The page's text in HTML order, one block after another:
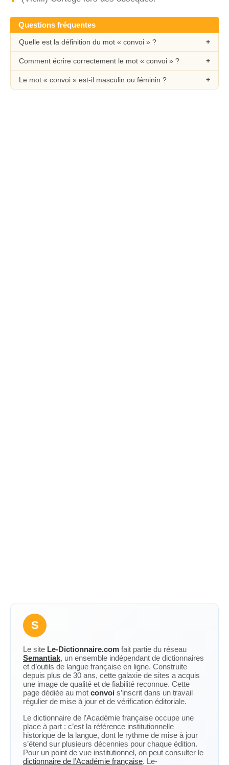
Questions fréquentes
Quelle est la définition du mot « convoi » ?
Comment écrire correctement le mot « convoi » ?
Le mot « convoi » est-il masculin ou féminin ?
S
Le site Le-Dictionnaire.com fait partie du réseau
Semantiak, un ensemble indépendant de dictionnaires
et d’outils de langue française en ligne. Construite
depuis plus de 30 ans, cette galaxie de sites a acquis
une image de qualité et de fiabilité reconnue. Cette
page dédiée au mot convoi s’inscrit dans un travail
régulier de mise à jour et de vérification éditoriale.
Le dictionnaire de l’Académie française occupe une
place à part : c’est la référence institutionnelle
historique de la langue, dont le rythme de mise à jour
s’étend sur plusieurs décennies pour chaque édition.
Pour un point de vue institutionnel, on peut consulter le
dictionnaire de l’Académie française. Le-